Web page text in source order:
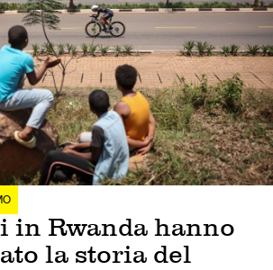
in Rwanda hanno
la storia del